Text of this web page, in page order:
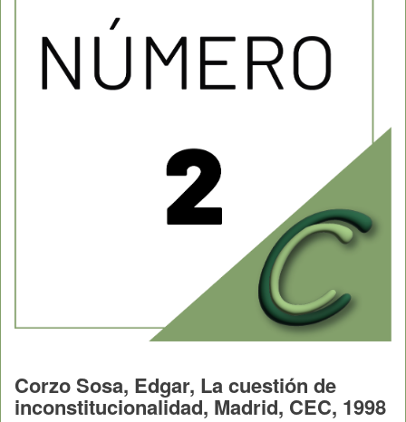
Corzo Sosa, Edgar, La cuestión de
inconstitucionalidad, Madrid, CEC, 1998